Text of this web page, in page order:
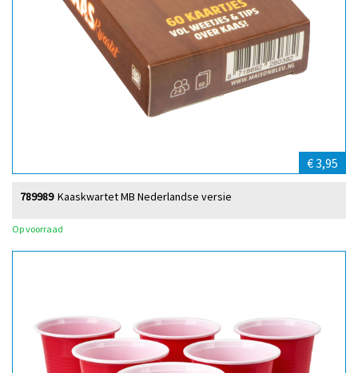
€ 3,95
Kaaskwartet MB Nederlandse versie
789989
Op voorraad